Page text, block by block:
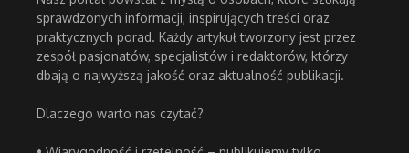
sprawdzonych informacji, inspirujących treści oraz
praktycznych porad. Każdy artykuł tworzony jest przez
zespół pasjonatów, specjalistów i redaktorów, którzy
dbają o najwyższą jakość oraz aktualność publikacji.
Dlaczego warto nas czytać?